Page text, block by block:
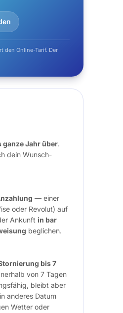
den Online-Tarif. Der
ganze Jahr über.
dein Wunsch-
— einer
oder Revolut) auf
Ankunftin bar
beglichen.
bis 7
von 7 Tagen
bleibt aber
anderes Datum
Wetter oder